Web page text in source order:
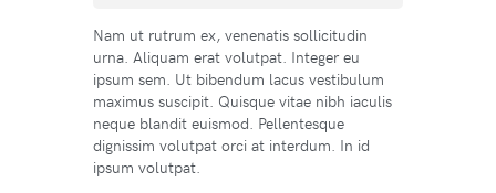
Nam ut rutrum ex, venenatis sollicitudin
urna. Aliquam erat volutpat. Integer eu
ipsum sem. Ut bibendum lacus vestibulum
maximus suscipit. Quisque vitae nibh iaculis
neque blandit euismod. Pellentesque
dignissim volutpat orci at interdum. In id
ipsum volutpat.